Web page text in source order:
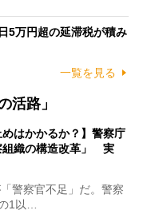
5万円超の延滞税が積み
一覧を見る
活路」
めはかかるか？】警察庁
組織の構造改革」 実
警察官不足」だ。警察
1以…